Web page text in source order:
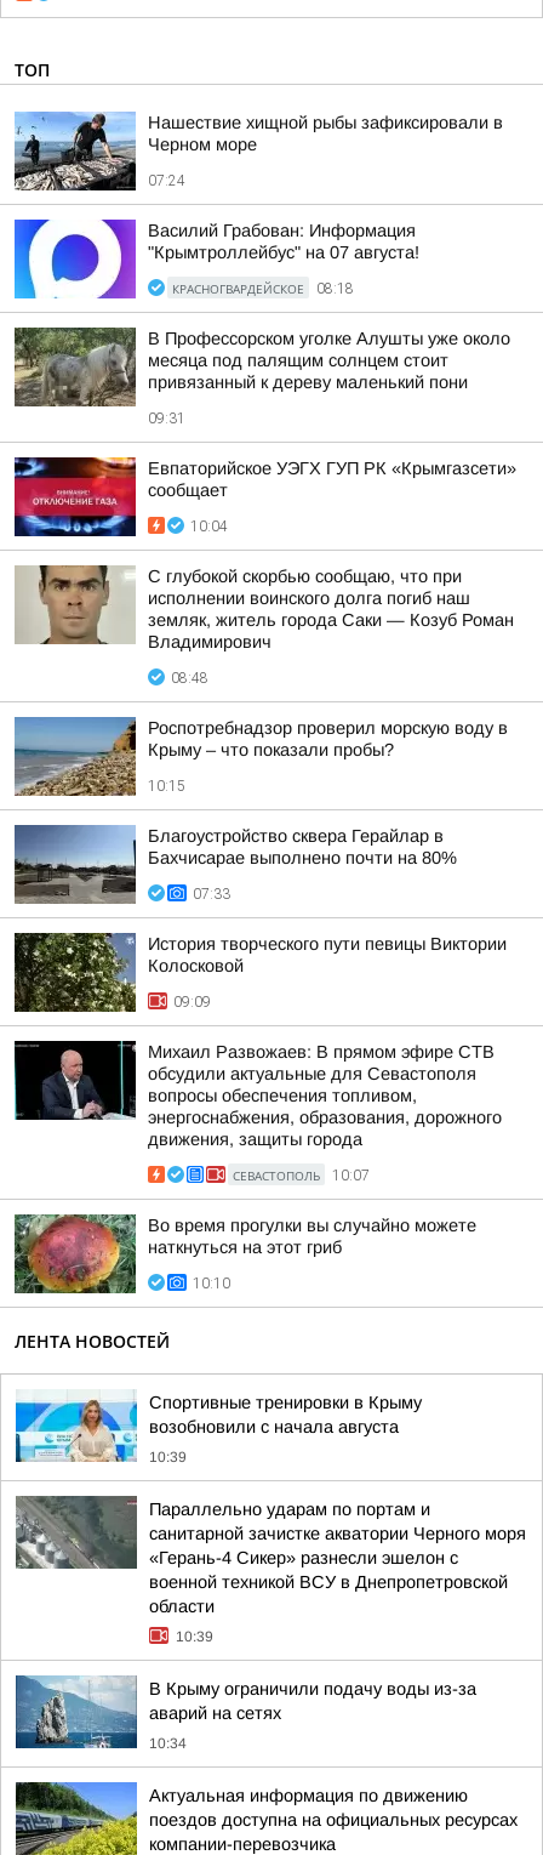
ТОП
Нашествие хищной рыбы зафиксировали в
Черном море
07:24
Василий Грабован: Информация
"Крымтроллейбус" на 07 августа!
КРАСНОГВАРДЕЙСКОЕ 08:18
В Профессорском уголке Алушты уже около
месяца под палящим солнцем стоит
привязанный к дереву маленький пони
09:31
Евпаторийское УЭГХ ГУП РК «Крымгазсети»
сообщает
10:04
С глубокой скорбью сообщаю, что при
исполнении воинского долга погиб наш
земляк, житель города Саки — Козуб Роман
Владимирович
08:48
Роспотребнадзор проверил морскую воду в
Крыму – что показали пробы?
10:15
Благоустройство сквера Герайлар в
Бахчисарае выполнено почти на 80%
07:33
История творческого пути певицы Виктории
Колосковой
09:09
Михаил Развожаев: В прямом эфире СТВ
обсудили актуальные для Севастополя
вопросы обеспечения топливом,
энергоснабжения, образования, дорожного
движения, защиты города
СЕВАСТОПОЛЬ 10:07
Во время прогулки вы случайно можете
наткнуться на этот гриб
10:10
ЛЕНТА НОВОСТЕЙ
Спортивные тренировки в Крыму
возобновили с начала августа
10:39
Параллельно ударам по портам и
санитарной зачистке акватории Черного моря
«Герань-4 Сикер» разнесли эшелон с
военной техникой ВСУ в Днепропетровской
области
10:39
В Крыму ограничили подачу воды из-за
аварий на сетях
10:34
Актуальная информация по движению
поездов доступна на официальных ресурсах
компании-перевозчика